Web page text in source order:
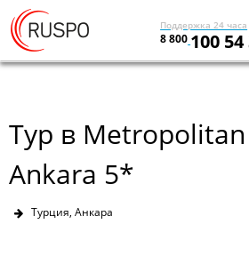
Поддержка 24 часа
8 800 100 54
Тур в
Ankara 5*
Турция, Анкара